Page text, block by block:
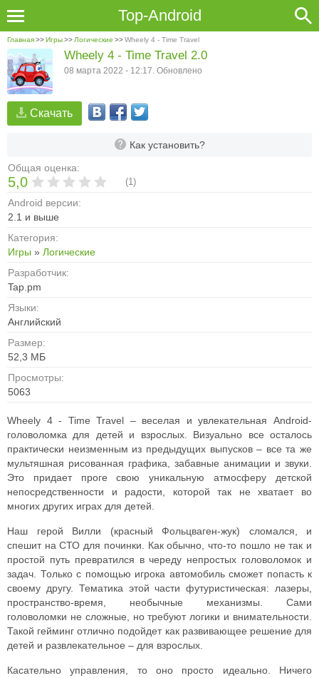
Top-Android
Главная>>Игры>> Логические >>Wheely 4 - Time Travel
Скачать
Как установить?
Общая оценка:
5,0 (1)
Android версии:
2.1 и выше
Категория:
Игры » Логические
Разработчик:
Tap.pm
Языки:
Английский
Размер:
52,3 МБ
Просмотры:
5063
Wheely 4 - Time Travel 2.0
08 марта 2022 - 12:17. Обновлено
Wheely 4 - Time Travel – веселая и увлекательная Android-
головоломка для детей и взрослых. Визуально все осталось
практически неизменным из предыдущих выпусков – все та же
мультяшная рисованная графика, забавные анимации и звуки.
Это придает проге свою уникальную атмосферу детской
непосредственности и радости, которой так не хватает во
многих других играх для детей.
Наш герой Вилли (красный Фольцваген-жук) сломался, и
спешит на СТО для починки. Как обычно, что-то пошло не так и
простой путь превратился в череду непростых головоломок и
задач. Только с помощью игрока автомобиль сможет попасть к
своему другу. Тематика этой части футуристическая: лазеры,
пространство-время, необычные механизмы. Сами
головоломки не сложные, но требуют логики и внимательности.
Такой гейминг отлично подойдет как развивающее решение для
детей и развлекательное – для взрослых.
Касательно управления, то оно просто идеально. Ничего